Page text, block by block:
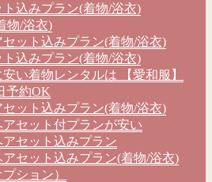
込みプラン(着物/浴衣)
物/浴衣)
セット込みプラン(着物/浴衣)
込みプラン(着物/浴衣)
い着物レンタルは 【愛和服】
予約OK
ット込みプラン(着物/浴衣)
アセット付プランが安い
アセット込みプラン
セット込みプラン(着物/浴衣)
ション）